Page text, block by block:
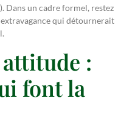
Dans un cadre formel, restez
qui détournerait
:
font la